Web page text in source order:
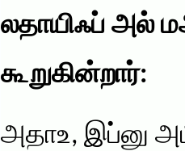
லதாயிஃப் அல்
கூறுகின்றார்:
அதாஉ, இப்னு